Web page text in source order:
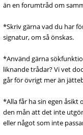
än en forumtråd om
*Skriv gärna vad du har
signatur, om så önskas.
*Använd gärna
liknande trådar? Vi vet
går för övrigt mer än
*Alla får ha sin egen åsikt
den mån att det inte
eller något som inte